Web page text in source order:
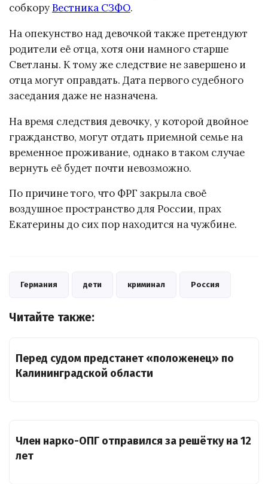
собкоруВестника СЗФО.
На опекунство над девочкой также претендуют
родители её отца, хотя они намного старше
Светланы. К тому же следствие не завершено и
отца могут оправдать. Дата первого судебного
заседания даже не назначена.
На время следствия девочку, у которой двойное
гражданство, могут отдать приемной семье на
временное проживание, однако в таком случае
вернуть её будет почти невозможно.
По причине того, что ФРГ закрыла своё
воздушное пространство для России, прах
Екатерины до сих пор находится на чужбине.
Германия дети криминал Россия
Читайте также:
Перед судом предстанет «положенец» по
Калининградской области
Член нарко-ОПГ отправился за решётку на 12
лет